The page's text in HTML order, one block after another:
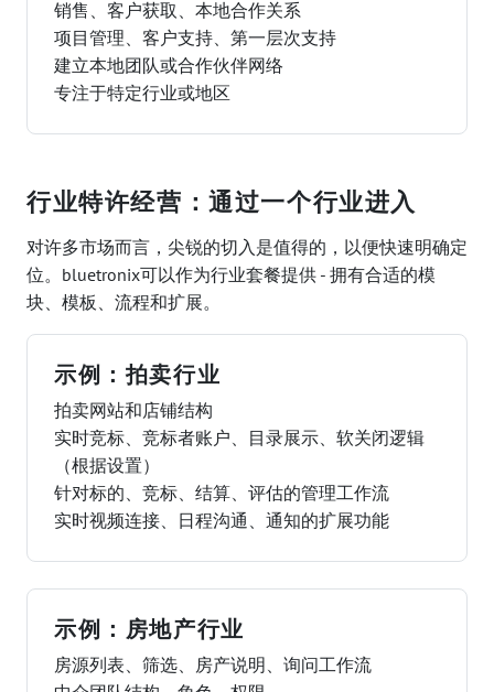
销售、客户获取、本地合作关系
项目管理、客户支持、第一层次支持
建立本地团队或合作伙伴网络
专注于特定行业或地区
行业特许经营：通过一个行业进入
对许多市场而言，尖锐的切入是值得的，以便快速明确定
位。bluetronix可以作为行业套餐提供 - 拥有合适的模
块、模板、流程和扩展。
示例：拍卖行业
拍卖网站和店铺结构
实时竞标、竞标者账户、目录展示、软关闭逻辑
（根据设置）
针对标的、竞标、结算、评估的管理工作流
实时视频连接、日程沟通、通知的扩展功能
示例：房地产行业
房源列表、筛选、房产说明、询问工作流